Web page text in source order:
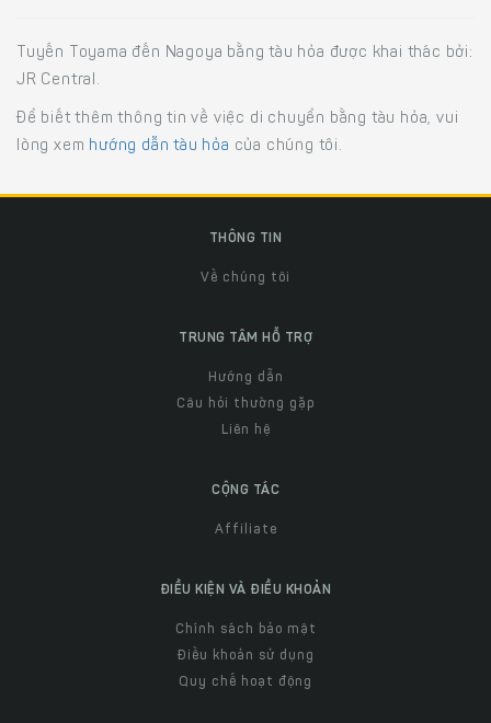
Tuyến Toyama đến Nagoya bằng tàu hỏa được khai thác bởi:
JR Central.
Để biết thêm thông tin về việc di chuyển bằng tàu hỏa, vui
lòng xem hướng dẫn tàu hỏa của chúng tôi.
THÔNG TIN
Về chúng tôi
TRUNG TÂM HỖ TRỢ
Hướng dẫn
Câu hỏi thường gặp
Liên hệ
CỘNG TÁC
Affiliate
ĐIỀU KIỆN VÀ ĐIỀU KHOẢN
Chính sách bảo mật
Điều khoản sử dụng
Quy chế hoạt động